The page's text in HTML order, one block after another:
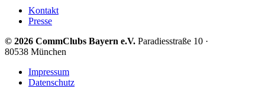
Kontakt
Presse
© 2026 CommClubs Bayern e.V. Paradiesstraße 10 ·
80538 München
Impressum
Datenschutz